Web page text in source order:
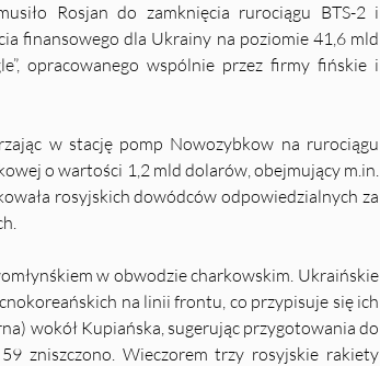
Rosjan do zamknięcia rurociągu BTS-2 i
finansowego dla Ukrainy na poziomie 41,6 mld
opracowanego wspólnie przez firmy fińskie i
w stację pomp Nowozybkow na rurociągu
o wartości 1,2 mld dolarów, obejmujący m.in.
rosyjskich dowódców odpowiedzialnych za
w obwodzie charkowskim. Ukraińskie
na linii frontu, co przypisuje się ich
wokół Kupiańska, sugerując przygotowania do
zniszczono. Wieczorem trzy rosyjskie rakiety